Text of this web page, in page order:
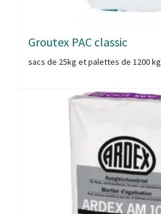
Groutex PAC classic
sacs de 25kg et palettes de 1200 kg